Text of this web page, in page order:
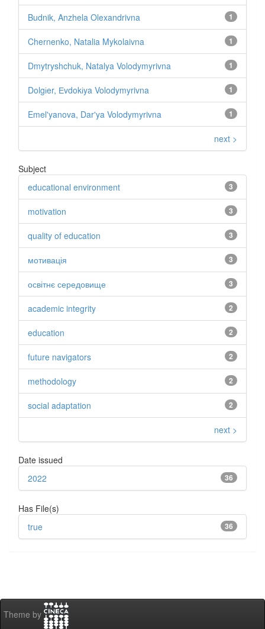
1
Budnik, Anzhela Olexandrivna
1
Chernenko, Natalia Mykolaivna
1
Dmytryshchuk, Natalya Volodymyrivna
1
Dolgіer, Еvdokіya Volodymyrivna
1
Emel'yanova, Dar'ya Volodymyrivna
next >
Subject
3
educational environment
3
motivation
3
quality of education
3
мотивація
3
освітнє середовище
2
academic integrity
2
education
2
future navigators
2
methodology
2
social adaptation
next >
Date issued
36
2022
Has File(s)
36
true
Theme by